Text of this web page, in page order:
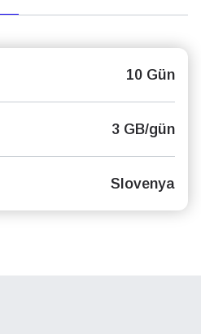
10 Gün
3 GB/gün
Slovenya